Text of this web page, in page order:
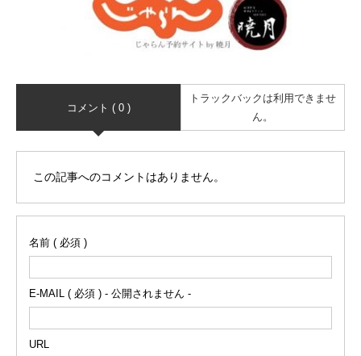
コメント ( 0 )
トラックバックは利用できませ
ん。
この記事へのコメントはありません。
名前 ( 必須 )
E-MAIL ( 必須 ) - 公開されません -
URL